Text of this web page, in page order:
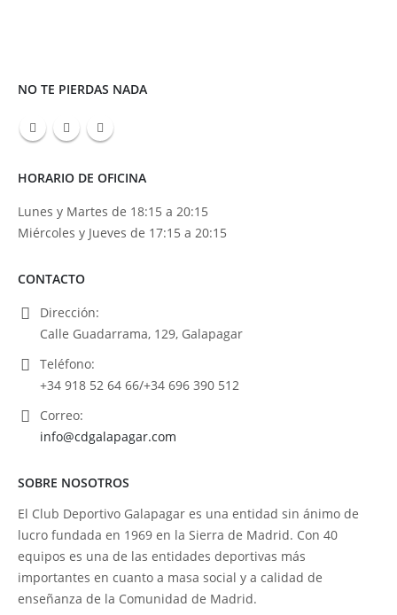
NO TE PIERDAS NADA
HORARIO DE OFICINA
Lunes y Martes de 18:15 a 20:15
Miércoles y Jueves de 17:15 a 20:15
CONTACTO
Dirección:
Calle Guadarrama, 129, Galapagar
Teléfono:
+34 918 52 64 66/+34 696 390 512
Correo:
info@cdgalapagar.com
SOBRE NOSOTROS
El Club Deportivo Galapagar es una entidad sin ánimo de
lucro fundada en 1969 en la Sierra de Madrid. Con 40
equipos es una de las entidades deportivas más
importantes en cuanto a masa social y a calidad de
enseñanza de la Comunidad de Madrid.